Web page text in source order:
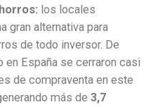
los locales
gran alternativa para
de todo inversor. De
en España se cerraron casi
de compraventa en este
más de3,7